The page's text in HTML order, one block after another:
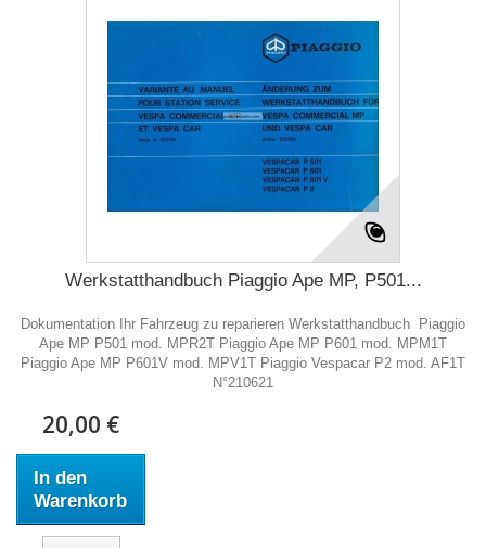
Werkstatthandbuch Piaggio Ape MP, P501...
Dokumentation Ihr Fahrzeug zu reparieren Werkstatthandbuch Piaggio
Ape MP P501 mod. MPR2T Piaggio Ape MP P601 mod. MPM1T
Piaggio Ape MP P601V mod. MPV1T Piaggio Vespacar P2 mod. AF1T
N°210621
20,00 €
In den
Warenkorb